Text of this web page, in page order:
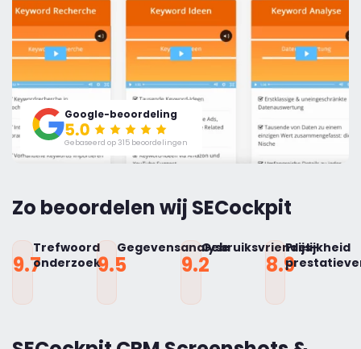
Google-beoordeling
Gebaseerd op 315 beoordelingen
Zo beoordelen wij SECockpit
9.7
Trefwoord
onderzoek9.5
Gegevensanalyse
9.2
Gebruiksvriendelijkheid
8.9
Prijs-